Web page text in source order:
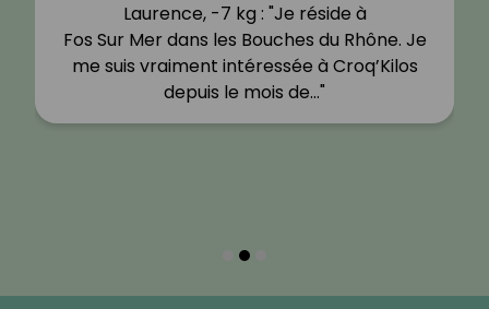
Laurence, -7 kg : "Je réside à
Fos Sur Mer dans les Bouches du Rhône. Je
me suis vraiment intéressée à Croq’Kilos
depuis le mois de…"